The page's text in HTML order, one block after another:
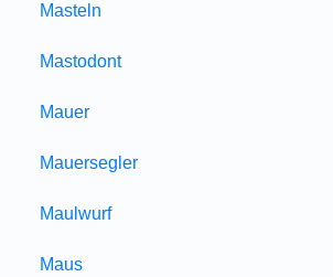
Masteln
Mastodont
Mauer
Mauersegler
Maulwurf
Maus